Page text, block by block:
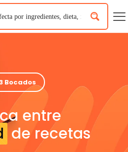
Bocados
entre
de recetas